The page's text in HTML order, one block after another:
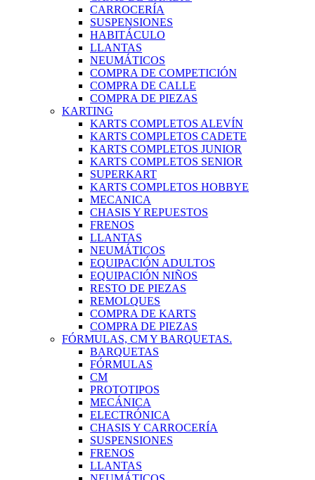
CARROCERÍA
SUSPENSIONES
HABITÁCULO
LLANTAS
NEUMÁTICOS
COMPRA DE COMPETICIÓN
COMPRA DE CALLE
COMPRA DE PIEZAS
KARTING
KARTS COMPLETOS ALEVÍN
KARTS COMPLETOS CADETE
KARTS COMPLETOS JUNIOR
KARTS COMPLETOS SENIOR
SUPERKART
KARTS COMPLETOS HOBBYE
MECANICA
CHASIS Y REPUESTOS
FRENOS
LLANTAS
NEUMÁTICOS
EQUIPACIÓN ADULTOS
EQUIPACIÓN NIÑOS
RESTO DE PIEZAS
REMOLQUES
COMPRA DE KARTS
COMPRA DE PIEZAS
FÓRMULAS, CM Y BARQUETAS.
BARQUETAS
FÓRMULAS
CM
PROTOTIPOS
MECÁNICA
ELECTRÓNICA
CHASIS Y CARROCERÍA
SUSPENSIONES
FRENOS
LLANTAS